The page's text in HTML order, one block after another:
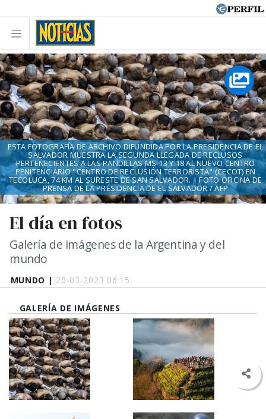
MUNDO | 20-03-2023 06:15
El día en fotos
Galería de imágenes de la Argentina y del
mundo
ESTA FOTOGRAFÍA DE ARCHIVO DIFUNDIDA POR LA PRESIDENCIA DE EL
SALVADOR MUESTRA LA SEGUNDA LLEGADA DE RECLUSOS
PERTENECIENTES A LAS PANDILLAS MS-13 Y 18 AL NUEVO CENTRO
PENITENCIARIO "CENTRO DE RECLUSIÓN TERRORISTA" (CECOT) EN
TECOLUCA, 74 KM AL SURESTE DE SAN SALVADOR. | FOTO:OFICINA DE
PRENSA DE LA PRESIDENCIA DE EL SALVADOR / AFP
GALERÍA DE IMÁGENES